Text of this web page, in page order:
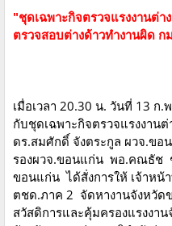
"ชุดเฉพาะกิจตรวจแรงงานต่
ตรวจสอบต่างด้าวทำงานผิด ก
เมื่อเวลา 20.30 น. วันที่ 13 ก
กับชุดเฉพาะกิจตรวจแรงงาน
ดร.สมศักดิ์​ จังตระกูล​ ผวจ.ขอ
รองผวจ.ขอนแก่น พอ.คณธัช​
ขอนแก่น​ ได้สั่งการให้ เจ้าห
ตชด.ภาค​ 2​ จัดหางานจังหวั
สวัสดิการและคุ้มครอง​แรงงา